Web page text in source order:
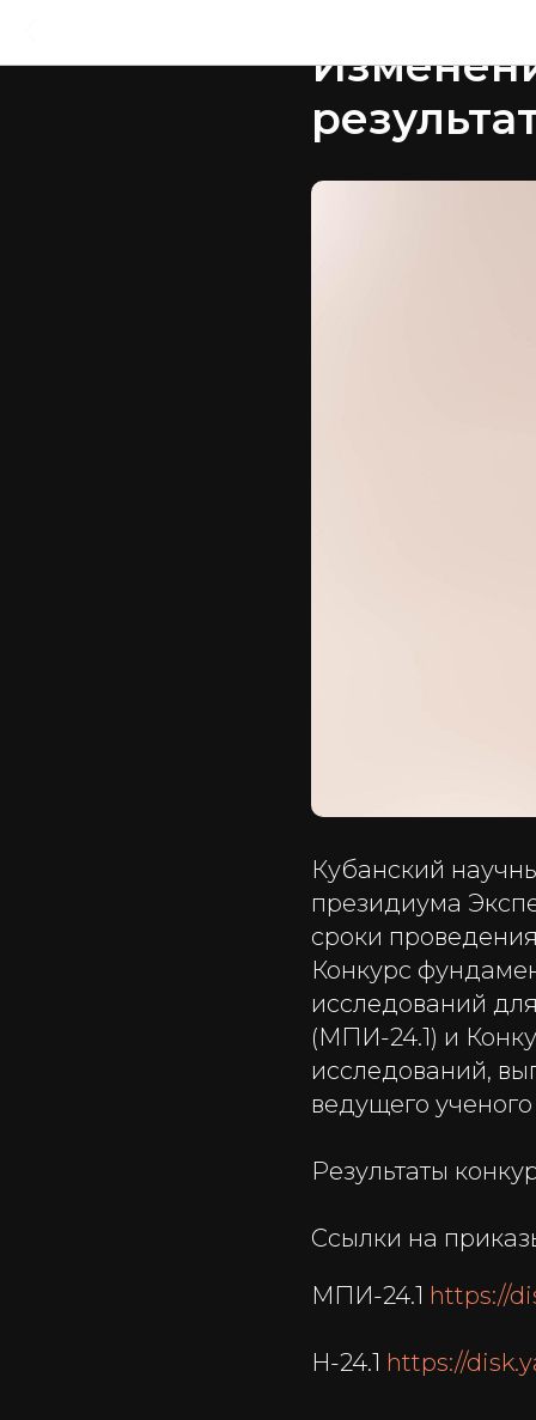
Кубанский
президиума
сроки
Конкурс
исследований
(МПИ-24.1) и
исследований,
ведущего ученого
Результаты
Ссылки на
МПИ-24.1 https://
Н-24.1 https://